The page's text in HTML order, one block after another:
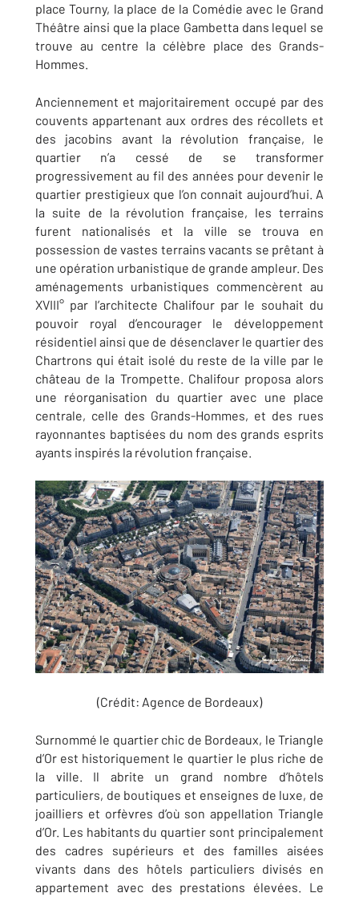
place Tourny, la place de la Comédie avec le Grand
Théâtre ainsi que la place Gambetta dans lequel se
trouve au centre la célèbre place des Grands-
Hommes.
Anciennement et majoritairement occupé par des
couvents appartenant aux ordres des récollets et
des jacobins avant la révolution française, le
quartier n’a cessé de se transformer
progressivement au fil des années pour devenir le
quartier prestigieux que l’on connait aujourd’hui. A
la suite de la révolution française, les terrains
furent nationalisés et la ville se trouva en
possession de vastes terrains vacants se prêtant à
une opération urbanistique de grande ampleur. Des
aménagements urbanistiques commencèrent au
XVIII° par l’architecte Chalifour par le souhait du
pouvoir royal d’encourager le développement
résidentiel ainsi que de désenclaver le quartier des
Chartrons qui était isolé du reste de la ville par le
château de la Trompette. Chalifour proposa alors
une réorganisation du quartier avec une place
centrale, celle des Grands-Hommes, et des rues
rayonnantes baptisées du nom des grands esprits
ayants inspirés la révolution française.
(Crédit: Agence de Bordeaux)
Surnommé le quartier chic de Bordeaux, le Triangle
d’Or est historiquement le quartier le plus riche de
la ville. Il abrite un grand nombre d’hôtels
particuliers, de boutiques et enseignes de luxe, de
joailliers et orfèvres d’où son appellation Triangle
d’Or. Les habitants du quartier sont principalement
des cadres supérieurs et des familles aisées
vivants dans des hôtels particuliers divisés en
appartement avec des prestations élevées. Le